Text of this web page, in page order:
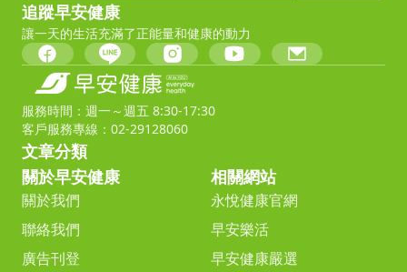
追蹤早安健康
讓一天的生活充滿了正能量和健康的動力
服務時間：週一～週五 8:30-17:30
客戶服務專線：02-29128060
文章分類
關於早安健康
關於我們
聯絡我們
廣告刊登
相關網站
永悅健康官網
早安樂活
早安健康嚴選